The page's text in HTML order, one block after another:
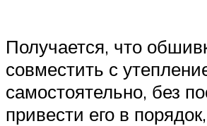
Получается, что
совместить с
самостоятельно, без
привести его в